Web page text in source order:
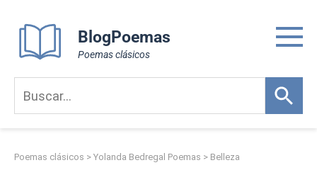
content
BlogPoemas
Poemas clásicos
Poemas clásicos > Yolanda Bedregal Poemas > Belleza